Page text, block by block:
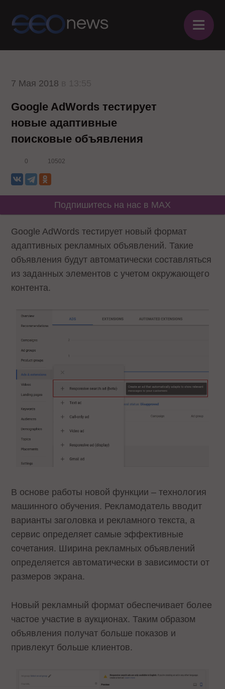
≡
7 Мая 2018
Google AdWords тестирует
новые адаптивные
поисковые объявления
0 10502
Подпишитесь на нас в MAX
Google AdWords тестирует новый формат
адаптивных рекламных объявлений. Такие
объявления будут автоматически составляться
из заданных элементов с учетом окружающего
контента.
В основе работы новой функции – технология
машинного обучения. Рекламодатель вводит
варианты заголовка и рекламного текста, а
сервис определяет самые эффективные
сочетания. Ширина рекламных объявлений
определяется автоматически в зависимости от
размеров экрана.
Новый рекламный формат обеспечивает более
частое участие в аукционах. Таким образом
объявления получат больше показов и
привлекут больше клиентов.